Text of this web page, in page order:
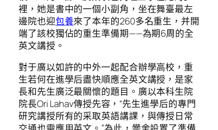
裡，她是書中的一個小副角，坐在舞臺最左
邊院也迎包養來了本年的260多名重生，并開
端了該校獨佔的重生準備期——為期6周的全
英文講授。
對于廣以如許的中外一起配合辦學高校，重
生若何在進學后盡快順應全英文講授，是家
長和先生廣泛最關懷的題目。廣以本科生院
院長Ori Lahav傳授先容，“先生進學后的專門
研究講授所有的采取英語講課，與傳授日常